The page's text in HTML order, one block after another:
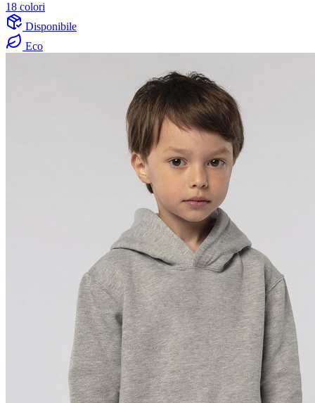
18 colori
Disponibile
Eco